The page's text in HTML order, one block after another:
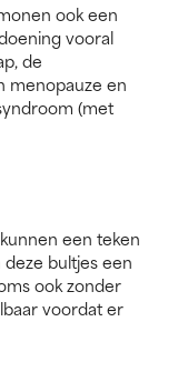
ook een
vooral
de
menopauze en
(met
een teken
bultjes een
ook zonder
voordat er